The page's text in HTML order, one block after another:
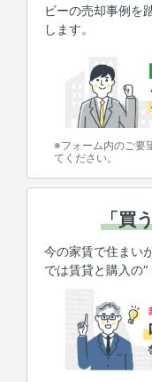
ビーの売却事例を
します。
※フォーム内のご要
てください。
「買
今の家賃で住まい
では賃貸と購入の“